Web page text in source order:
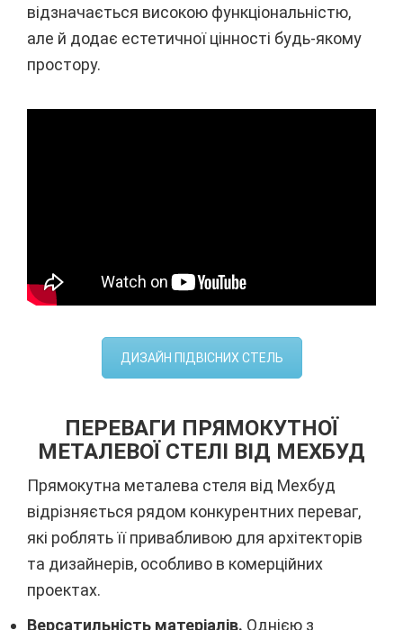
відзначається високою функціональністю,
але й додає естетичної цінності будь-якому
простору.
ДИЗАЙН ПІДВІСНИХ СТЕЛЬ
ПЕРЕВАГИ ПРЯМОКУТНОЇ
МЕТАЛЕВОЇ СТЕЛІ ВІД МЕХБУД
Прямокутна металева стеля від Мехбуд
відрізняється рядом конкурентних переваг,
які роблять її привабливою для архітекторів
та дизайнерів, особливо в комерційних
проектах.
Версатильність матеріалів. Однією з